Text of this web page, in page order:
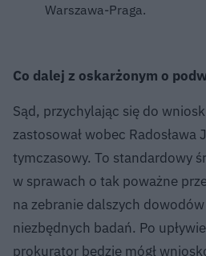
Warszawa-Praga.
Co dalej z oskarżonym o
Sąd, przychylając się do
zastosował wobec Radosława
tymczasowy. To standardowy
w sprawach o tak poważne
na zebranie dalszych
niezbędnych badań. Po
prokurator będzie mógł